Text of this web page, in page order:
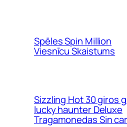
Spēles Spin Million
Viesnīcu Skaistums
Sizzling Hot 30 giros
lucky haunter Deluxe
Tragamonedas Sin